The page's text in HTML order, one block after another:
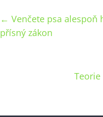
← Venčete psa alespoň
přísný zákon